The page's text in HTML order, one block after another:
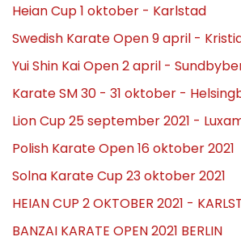
Heian Cup 1 oktober - Karlstad
Swedish Karate Open 9 april -
Yui Shin Kai Open 2 april -
Karate SM 30 - 31 oktober -
Lion Cup 25 september 2021 -
Polish Karate Open 16 oktober 2021
Solna Karate Cup 23 oktober 2021
HEIAN CUP 2 OKTOBER 2021 -
BANZAI KARATE OPEN 2021 BERLIN